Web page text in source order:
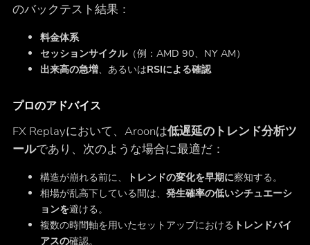
のバックテスト結果：
料金体系
セッションサイクル（例：AMD 90、NY AM）
出来高の急増、あるいはRSIによる確認
プロのアドバイス
FX Replayにおいて、Aroonは低遅延のトレンド分析ツ
ールであり、次のような場合に最適だ：
構造が崩れる前に、 トレンドの変化を早期に察知する。
相場が乱高下している間は、 発生確率の低いシチュエーシ
ョンを避ける。
複数の時間軸を用いたセットアップにおける トレンドバイ
アスの確認。